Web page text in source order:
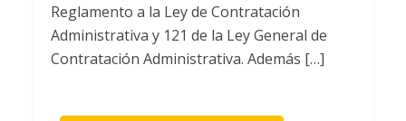
Reglamento a la Ley de Contratación
Administrativa y 121 de la Ley General de
Contratación Administrativa. Además […]